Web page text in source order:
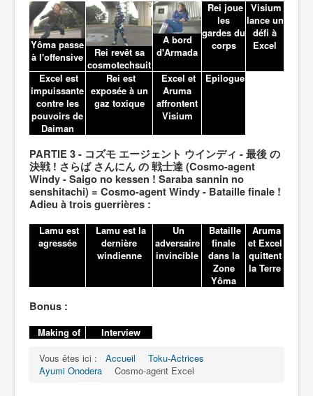
Yôma passe
à l'offensive
Rei revêt sa
cosmotechsuit
A bord
d'Armada
Rei joue
les
gardes du
corps
Visium
lance un
défi à
Excel
Excel est
impuissante
contre les
pouvoirs de
Daiman
Rei est
exposée à un
gaz toxique
Excel et
Aruma
affrontent
Visium
Epilogue
PARTIE 3 - コズモ エージェント ウインディ - 最後 の
決戦 ! さらば さんにん の 戦士達 (Cosmo-agent
Windy - Saigo no kessen ! Saraba sannin no
senshitachi) = Cosmo-agent Windy - Bataille finale !
Adieu à trois guerrières :
Lamu est
agressée
Lamu est la
dernière
windienne
Un
adversaire
invincible
Bataille
finale
dans la
Zone
Yôma
Aruma
et Excel
quittent
la Terre
Bonus :
Making of
Interview
Vous êtes ici :
Accueil
Toku-Actrices
Ayumi Onodera
Cosmo-agent Excel